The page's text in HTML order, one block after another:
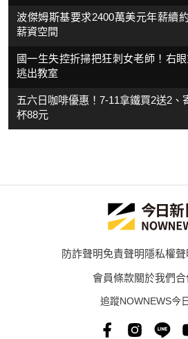
波傑姆斯基要求2400萬美元年薪續
薪資空間
國一生失控折掃把狂刺女老師！右
逃出教室
五六日咖啡優惠！7-11拿鐵買2送2
杯88元
防詐聲明免責聲明隱私權聲
會員條款關於我們
追蹤NOWNEWS今